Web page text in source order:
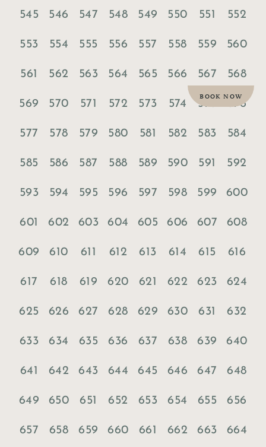
BOOK NOW
545 546 547 548 549 550 551 552
553 554 555 556 557 558 559 560
561 562 563 564 565 566 567 568
569 570 571 572 573 574 575 576
577 578 579 580 581 582 583 584
585 586 587 588 589 590 591 592
593 594 595 596 597 598 599 600
601 602 603 604 605 606 607 608
609 610 611 612 613 614 615 616
617 618 619 620 621 622 623 624
625 626 627 628 629 630 631 632
633 634 635 636 637 638 639 640
641 642 643 644 645 646 647 648
649 650 651 652 653 654 655 656
657 658 659 660 661 662 663 664